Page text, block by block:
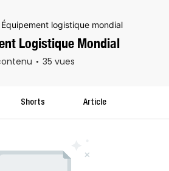
Équipement logistique mondial
Logistique Mondial
35 vues
Shorts Article